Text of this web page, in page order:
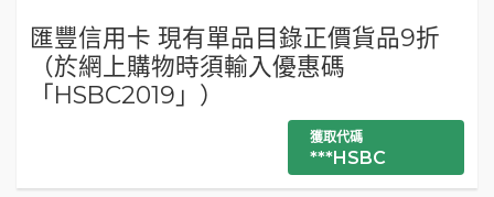
匯豐信用卡 現有單品目錄正價貨品9折
（於網上購物時須輸入優惠碼
「HSBC2019」）
獲取代碼
***HSBC